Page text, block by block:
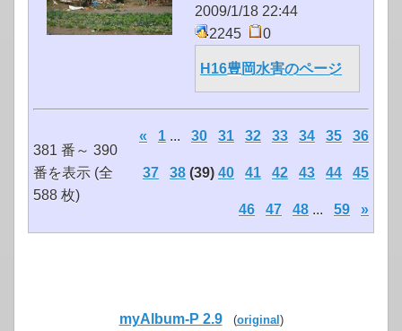
2009/1/18 22:44
2245
0
H16豊岡水害のページ
381 番～ 390
番を表示 (全
588 枚)
« 1 ... 30 31 32 33 34 35 36
37 38 (39) 40 41 42 43 44 45
46 47 48 ... 59 »
myAlbum-P 2.9 (original )